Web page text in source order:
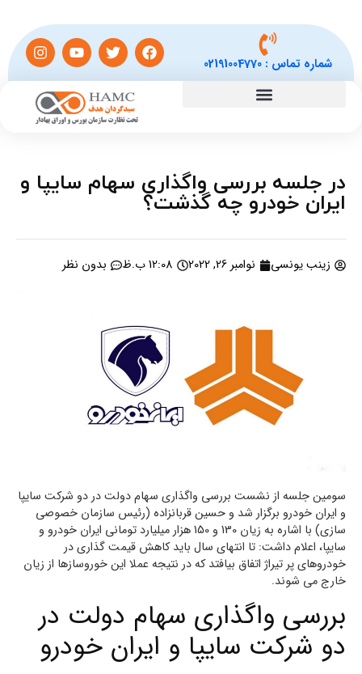
شماره تماس :02191004770
در جلسه بررسی واگذاری سهام سایپا و
ایران خودرو چه گذشت؟
زینب یونسی نوامبر 26, 2022 12:08 ب.ظ بدون نظر
سومین جلسه از نشست بررسی واگذاری سهام دولت در دو شرکت‌ سایپا
و ایران‌ خودرو برگزار شد و حسین قربانزاده (رئیس سازمان خصوصی
سازی) با اشاره به زیان 130 و 150 هزار میلیارد تومانی ایران خودرو و
سایپا، اعلام داشت: تا انتهای سال باید کاهش قیمت گذاری در
خودروهای پر تیراژ اتفاق بیافتد که در نتیجه عملا این خوروسازها از زیان
خارج می شوند.
بررسی واگذاری سهام دولت در
دو شرکت سایپا و ایران خودرو